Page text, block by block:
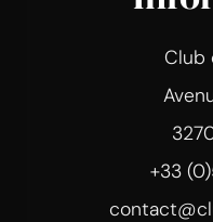
Club
+33